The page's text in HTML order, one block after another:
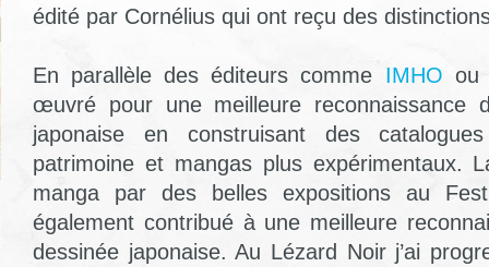
édité par Cornélius qui ont reçu des
En parallèle des éditeurs comme IMHO ou
œuvré pour une meilleure reconnaissance
japonaise en construisant des
patrimoine et mangas plus expérimentaux.
manga par des belles expositions au
également contribué à une meilleure
dessinée japonaise. Au Lézard Noir j’ai